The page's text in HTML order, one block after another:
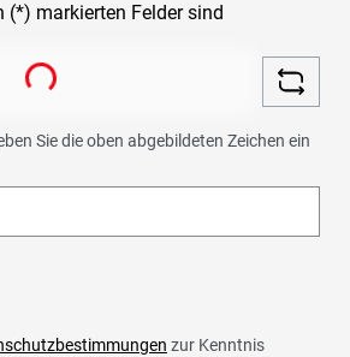
(*) markierten Felder sind
Loading...
Sie die oben abgebildeten Zeichen ein
zur Kenntnis